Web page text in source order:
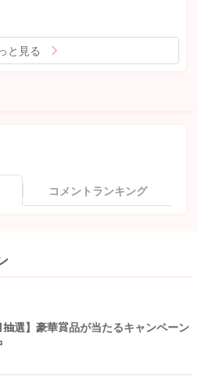
と見る
コメントランキング
抽選】豪華賞品が当たるキャンペーン